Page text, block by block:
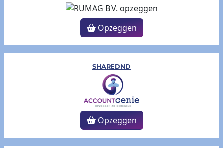
Opzeggen
SHAREDND
Opzeggen